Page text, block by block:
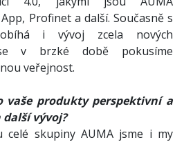
Profinet a další. Současně s
i vývoj zcela nových
v brzké době pokusíme
veřejnost.
vaše produkty perspektivní a
vývoj?
celé skupiny AUMA jsme i my